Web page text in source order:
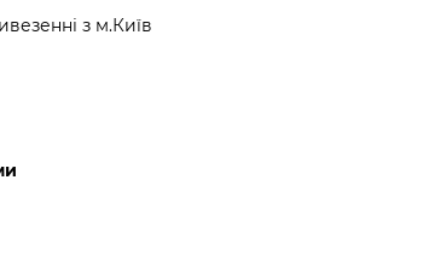
з м.Київ